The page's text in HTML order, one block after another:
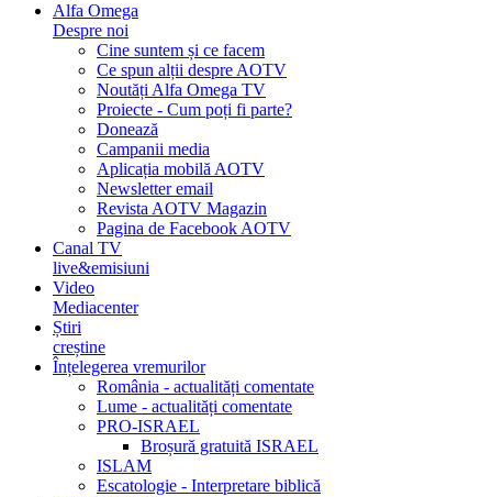
Alfa Omega
Despre noi
Cine suntem și ce facem
Ce spun alții despre AOTV
Noutăți Alfa Omega TV
Proiecte - Cum poți fi parte?
Donează
Campanii media
Aplicația mobilă AOTV
Newsletter email
Revista AOTV Magazin
Pagina de Facebook AOTV
Canal TV
live&emisiuni
Video
Mediacenter
Știri
creștine
Înțelegerea vremurilor
România - actualități comentate
Lume - actualități comentate
PRO-ISRAEL
Broșură gratuită ISRAEL
ISLAM
Escatologie - Interpretare biblică